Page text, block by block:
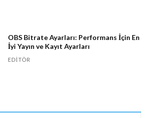
OBS Bitrate Ayarları: Performans İçin En
İyi Yayın ve Kayıt Ayarları
EDITÖR